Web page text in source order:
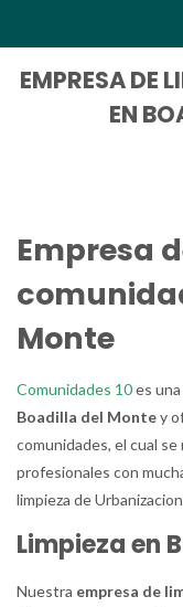
EMPRESA DE
EN
Empresa
Monte
Comunidades 10es una
Boadilla del Montey
comunidades, el cual
profesionales con
limpieza de
Limpieza en
Nuestra empresa de